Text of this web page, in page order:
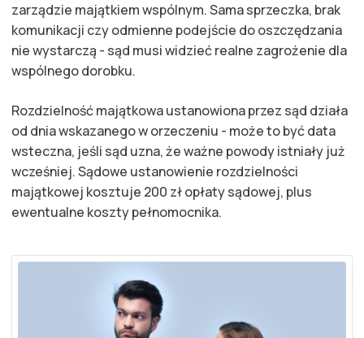
zarządzie majątkiem wspólnym. Sama sprzeczka, brak
komunikacji czy odmienne podejście do oszczędzania
nie wystarczą - sąd musi widzieć realne zagrożenie dla
wspólnego dorobku.
Rozdzielność majątkowa ustanowiona przez sąd działa
od dnia wskazanego w orzeczeniu - może to być data
wsteczna, jeśli sąd uzna, że ważne powody istniały już
wcześniej. Sądowe ustanowienie rozdzielności
majątkowej kosztuje 200 zł opłaty sądowej, plus
ewentualne koszty pełnomocnika.